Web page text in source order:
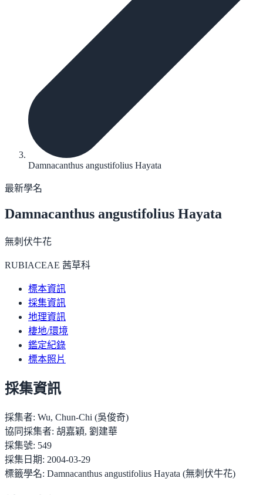
Damnacanthus angustifolius Hayata
最新學名
Damnacanthus angustifolius Hayata
無刺伏牛花
RUBIACEAE 茜草科
標本資訊
採集資訊
地理資訊
棲地/環境
鑑定紀錄
標本照片
採集資訊
採集者: Wu, Chun-Chi (吳俊奇)
協同採集者: 胡嘉穎, 劉建華
採集號: 549
採集日期: 2004-03-29
標籤學名: Damnacanthus angustifolius Hayata (無刺伏牛花)